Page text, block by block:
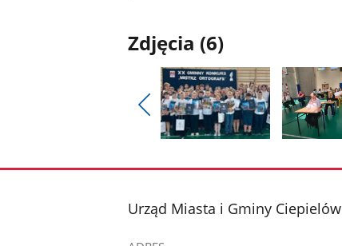
Zdjęcia (6)
Pokaż
poprzednie
galerii.
galerii.
stopka
Urząd Miasta i Gminy Ciepielów